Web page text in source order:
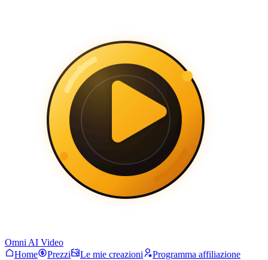
Omni AI Video
Home
Prezzi Le mie creazioni Programma affiliazione